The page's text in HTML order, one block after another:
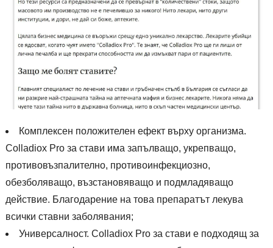
Комплексен положителен ефект върху организма.
Colladiox Pro за стави има запълващо, укрепващо,
противовъзпалително, противоинфекциозно,
обезболяващо, възстановяващо и подмладяващо
действие. Благодарение на това препаратът лекува
всички ставни заболявания;
Универсалност. Colladiox Pro за стави е подходящ за